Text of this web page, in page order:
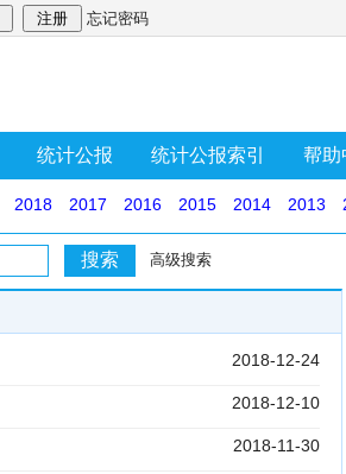
忘记密码
统计公报 统计公报索引 帮助
2018 2017 2016 2015 2014 2013
高级搜索
2018-12-24
2018-12-10
2018-11-30